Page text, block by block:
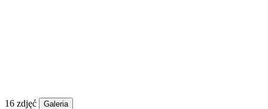
16 zdjęć
Galeria